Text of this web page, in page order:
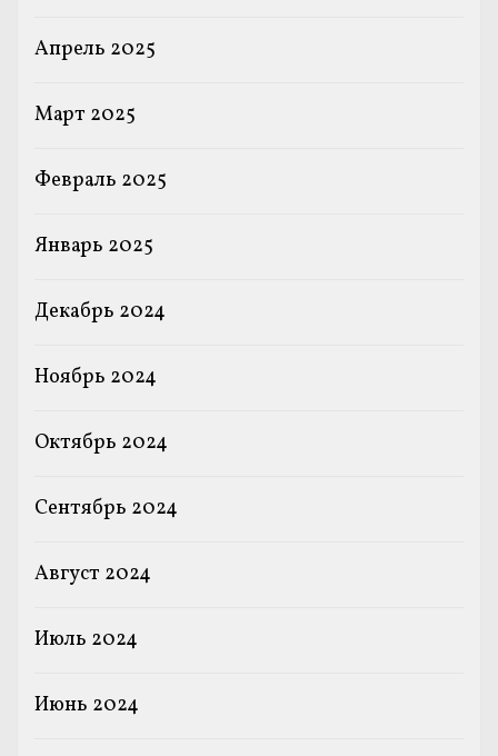
Апрель 2025
Март 2025
Февраль 2025
Январь 2025
Декабрь 2024
Ноябрь 2024
Октябрь 2024
Сентябрь 2024
Август 2024
Июль 2024
Июнь 2024